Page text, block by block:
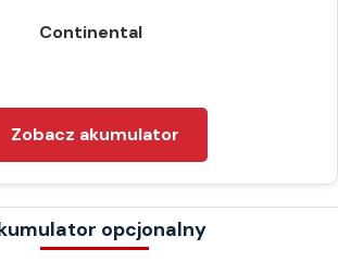
Continental
Zobacz akumulator
opcjonalny